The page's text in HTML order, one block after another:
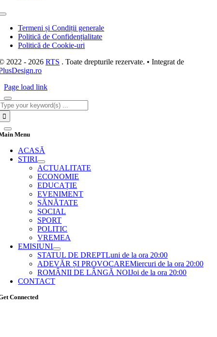
Toggle
NavigationTermeni și Condiții generale
Politică de Confidențialitate
Politică de Cookie-uri
2022 - 2026RTS . Toate drepturile rezervate. • Integrat de
Page load link
Menu
ACASĂ
STIRI
ACTUALITATE
ECONOMIE
EDUCAȚIE
EVENIMENT
SĂNĂTATE
SOCIAL
SPORT
POLITIC
VREMEA
EMISIUNI
STATUL DE DREPTLuni de la ora 20:00
ADEVĂR ȘI PROVOCAREMiercuri de la ora 20:00
ROMÂNII DE LÂNGĂ NOIJoi de la ora 20:00
CONTACT
Connected